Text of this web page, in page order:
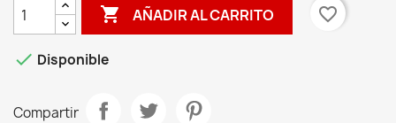
 AÑADIR AL CARRITO favorite_border
 Disponible
Compartir